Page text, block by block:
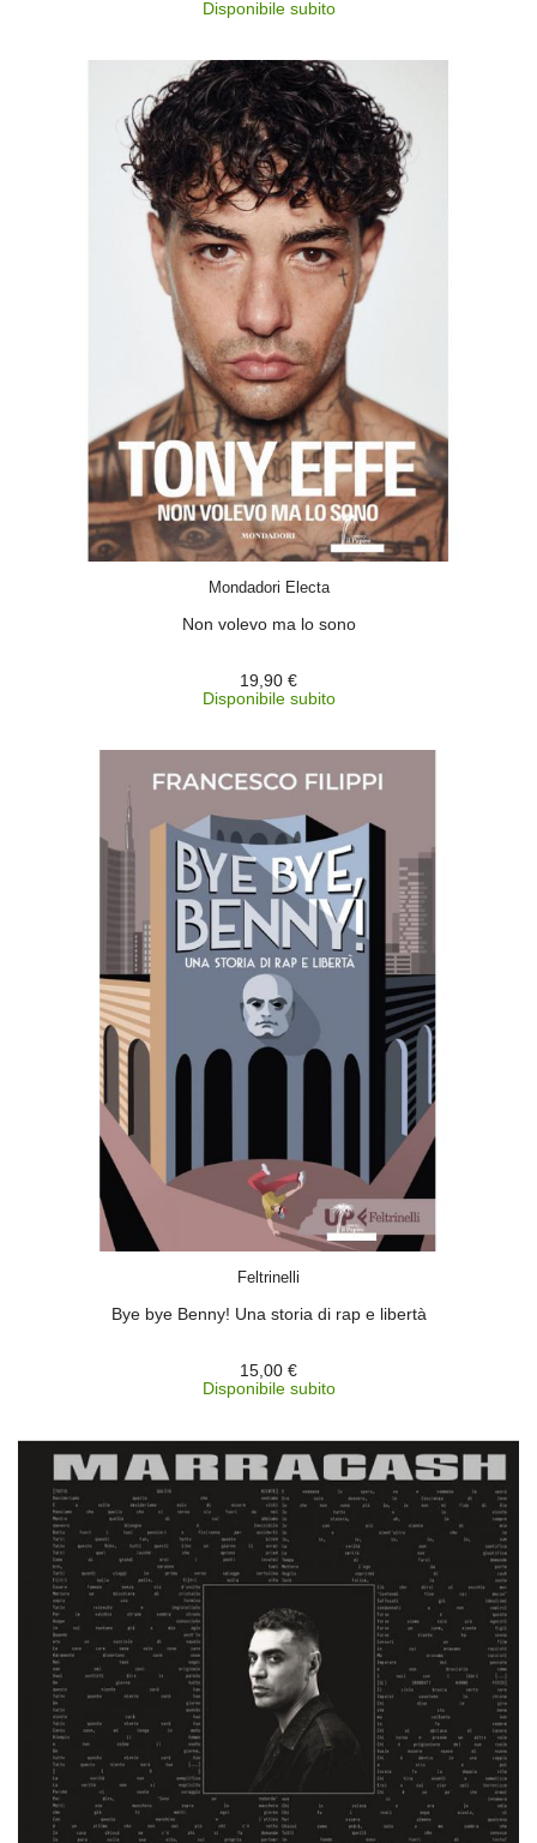
Disponibile subito
Mondadori Electa
Non volevo ma lo sono
19,90 €
Disponibile subito
Feltrinelli
Bye bye Benny! Una storia di rap e libertà
15,00 €
Disponibile subito